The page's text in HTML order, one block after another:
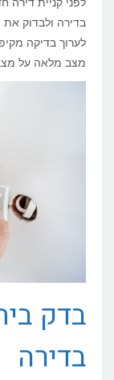
בדירה ולבדוק
לערוך בדיקה
מצב מלאה על
בדק
בדירה